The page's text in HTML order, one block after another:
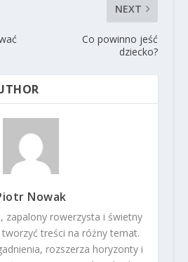
NEXT
Co powinno jeść
dziecko?
Nowak
zapalony rowerzysta i świetny
tworzyć treści na różny temat.
rozszerza horyzonty i